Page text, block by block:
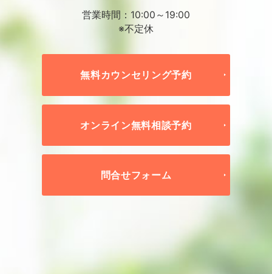
営業時間：10:00～19:00
※不定休
無料カウンセリング予約
オンライン無料相談予約
問合せフォーム